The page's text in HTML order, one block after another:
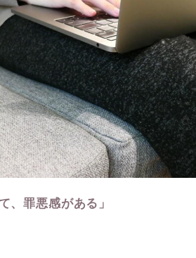
、罪悪感がある」